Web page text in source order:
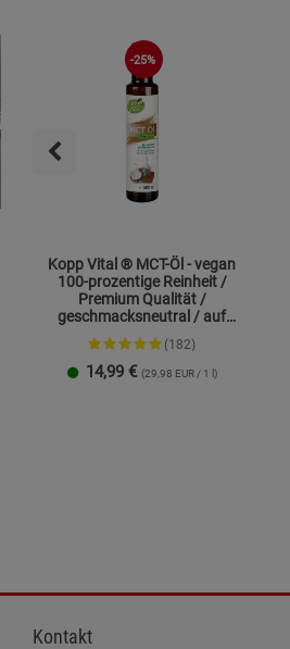
-25%
Kopp Vital ® MCT-Öl - vegan
100-prozentige Reinheit /
Premium Qualität /
geschmacksneutral / auf
Kokosölbasis
(182)
14,99 € (29,98 EUR / 1 l)
Kontakt